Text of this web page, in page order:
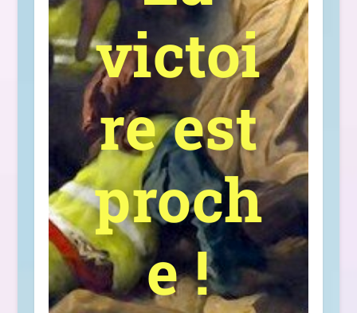
victoi
re est
proch
e !